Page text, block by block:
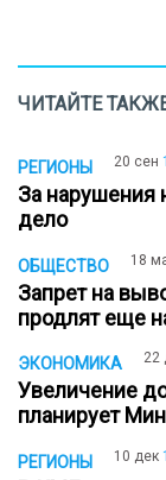
ЧИТАЙТЕ
РЕГИОНЫ 20 сен
За нарушения
дело
ОБЩЕСТВО 18
Запрет на
продлят еще
ЭКОНОМИКА 22
Увеличение
планирует
РЕГИОНЫ 10 дек